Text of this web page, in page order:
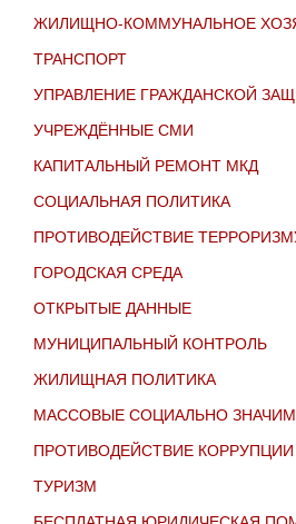
ЖИЛИЩНО-КОММУНАЛЬНОЕ
ТРАНСПОРТ
УПРАВЛЕНИЕ ГРАЖДАНСКОЙ
УЧРЕЖДЁННЫЕ СМИ
КАПИТАЛЬНЫЙ РЕМОНТ МКД
СОЦИАЛЬНАЯ ПОЛИТИКА
ПРОТИВОДЕЙСТВИЕ
ГОРОДСКАЯ СРЕДА
ОТКРЫТЫЕ ДАННЫЕ
МУНИЦИПАЛЬНЫЙ КОНТРОЛЬ
ЖИЛИЩНАЯ ПОЛИТИКА
МАССОВЫЕ СОЦИАЛЬНО
ПРОТИВОДЕЙСТВИЕ КОРРУПЦИИ
ТУРИЗМ